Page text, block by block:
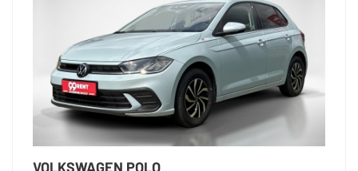
VOLKSWAGEN POLO